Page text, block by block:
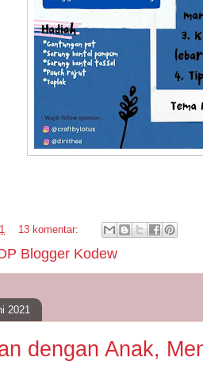
13 komentar:
Blogger Kodew
2021
dengan Anak,